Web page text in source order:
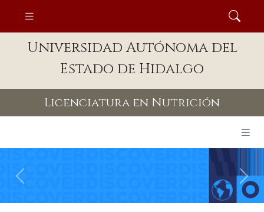
Universidad Autónoma del
Estado de Hidalgo
Licenciatura en Nutrición
Previous Next